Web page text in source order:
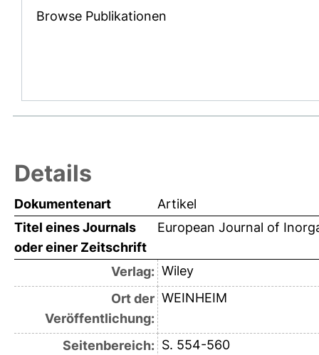
Browse Publikationen
Details
Dokumentenart
Artikel
Titel eines Journals
oder einer Zeitschrift
European Journal of
Verlag: Wiley
Ort der
Veröffentlichung:
WEINHEIM
Seitenbereich: S. 554-560